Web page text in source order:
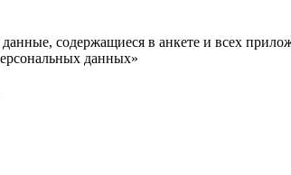
данные, содержащиеся в анкете и всех
данных»